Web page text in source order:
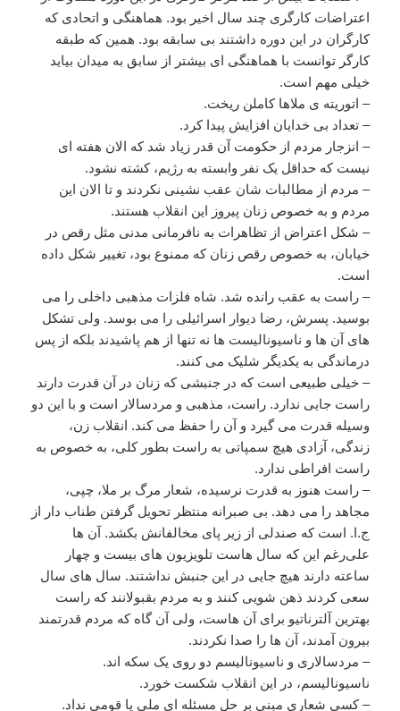
اعتراضات کارگری چند سال اخیر بود. هماهنگی و اتحادی که
کارگران در این دوره داشتند بی سابقه بود. همین که طبقه
کارگر توانست با هماهنگی ای بیشتر از سابق به میدان بیاید
خیلی مهم است.
– اتوریته ی ملاها کاملن ریخت.
– تعداد بی خدایان افزایش پیدا کرد.
– انزجار مردم از حکومت آن قدر زیاد شد که الان هفته ای
نیست که حداقل یک نفر وابسته به رژیم، کشته نشود.
– مردم از مطالبات شان عقب نشینی نکردند و تا الان این
مردم و به خصوص زنان پیروز این انقلاب هستند.
– شکل اعتراض از تظاهرات به نافرمانی مدنی مثل رقص در
خیابان، به خصوص رقص زنان که ممنوع بود، تغییر شکل داده
است.
– راست به عقب رانده شد. شاه فلزات مذهبی داخلی را می
بوسید. پسرش، رضا دیوار اسرائیلی را می بوسد. ولی تشکل
های آن ها و ناسیونالیست ها نه تنها از هم پاشیدند بلکه از پس
درماندگی به یکدیگر شلیک می کنند.
– خیلی طبیعی است که در جنبشی که زنان در آن قدرت دارند
راست جایی ندارد. راست، مذهبی و مردسالار است و با این دو
وسیله قدرت می گیرد و آن را حفظ می کند. انقلاب زن،
زندگی، آزادی هیچ سمپاتی به راست بطور کلی، به خصوص به
راست افراطی ندارد.
– راست هنوز به قدرت نرسیده، شعار مرگ بر ملا، چپی،
مجاهد را می دهد. بی صبرانه منتظر تحویل گرفتن طناب دار از
ج.ا. است که صندلی از زیر پای مخالفانش بکشد. آن ها
علی‌رغم این که سال هاست تلویزیون های بیست و چهار
ساعته دارند هیچ جایی در این جنبش نداشتند. سال های سال
سعی کردند ذهن شویی کنند و به مردم بقبولانند که راست
بهترین آلترناتیو برای آن هاست، ولی آن گاه که مردم قدرتمند
بیرون آمدند، آن ها را صدا نکردند.
– مردسالاری و ناسیونالیسم دو روی یک سکه اند.
ناسیونالیسم، در این انقلاب شکست خورد.
– کسی شعاری مبنی بر حل مسئله ای ملی یا قومی نداد.